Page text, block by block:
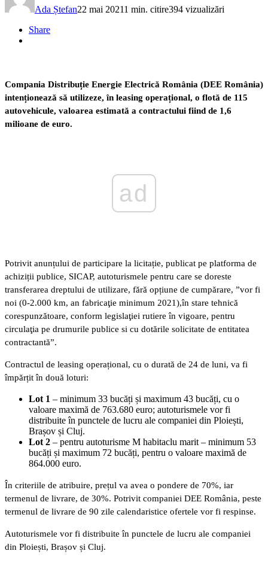
Ada Ștefan22 mai 20211 min. citire394 vizualizări
Share
Compania Distribuție Energie Electrică România (DEE România)
intenționează să utilizeze, în leasing operațional, o flotă de 115
autovehicule, valoarea estimată a contractului fiind de 1,6
milioane de euro.
ad
Potrivit anunțului de participare la licitație, publicat pe platforma de
achiziții publice, SICAP, autoturismele pentru care se doreste
transferarea dreptului de utilizare, fără opțiune de cumpărare, ”vor fi
noi (0-2.000 km, an fabricaţie minimum 2021),în stare tehnică
corespunzătoare, conform legislaţiei rutiere în vigoare, pentru
circulaţia pe drumurile publice si cu dotările solicitate de entitatea
contractantă”.
Contractul de leasing operațional, cu o durată de 24 de luni, va fi
împărțit în două loturi:
Lot 1 – minimum 33 bucăți și maximum 43 bucăți, cu o
valoare maximă de 763.680 euro; autoturismele vor fi
distribuite în punctele de lucru ale companiei din Ploiești,
Brașov și Cluj.
Lot 2 – pentru autoturisme M habitaclu marit – minimum 53
bucăți și maximum 72 bucăți, pentru o valoare maximă de
864.000 euro.
În criteriile de atribuire, prețul va avea o pondere de 70%, iar
termenul de livrare, de 30%. Potrivit companiei DEE România, peste
termenul de livrare de 90 zile calendaristice ofertele vor fi respinse.
Autoturismele vor fi distribuite în punctele de lucru ale companiei
din Ploiești, Brașov și Cluj.